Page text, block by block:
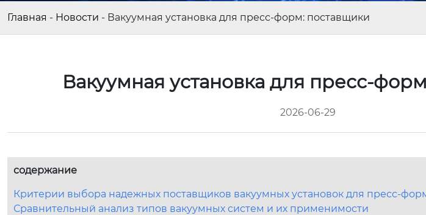
Главная - Новости - Вакуумная установка для пресс-форм: поставщики
Вакуумная установка для пресс-
2026-06-29
содержание
Критерии выбора надежных поставщиков вакуумных установок для пресс-
Сравнительный анализ типов вакуумных систем и их применимости